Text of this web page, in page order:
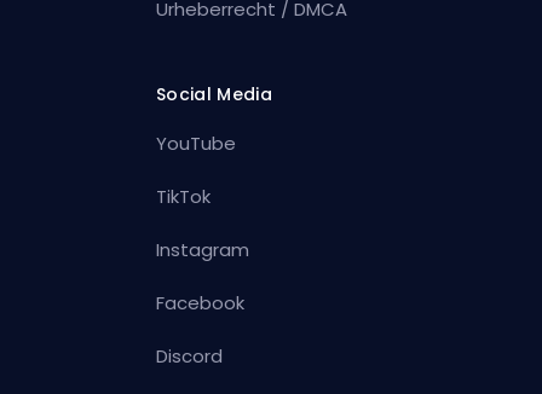
Urheberrecht / DMCA
Social Media
YouTube
TikTok
Instagram
Facebook
Discord